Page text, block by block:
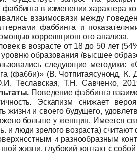
в изменении характера
взаимосвязи между
фаббинга и
корреляционного анализа.
в возрасте от 18 до 50 лет
образования (высшее
следующие
(В. Чотпитаясунонд, К.
Теславская, Т.Н. Савченко,
Поведение фаббинга
Эскапизм снижает
жизни и своего будущего,
больше у женщин. Имеется
люди зрелого возраста)
и разнообразным
жизни, глубокий контакт с